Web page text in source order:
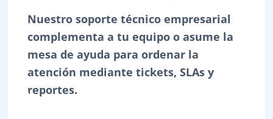
Nuestro soporte técnico empresarial
complementa a tu equipo o asume la
mesa de ayuda para ordenar la
atención mediante tickets, SLAs y
reportes.